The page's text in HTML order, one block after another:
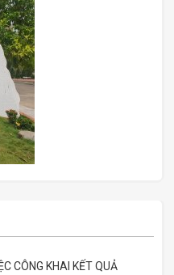
CÔNG KHAI KẾT QUẢ